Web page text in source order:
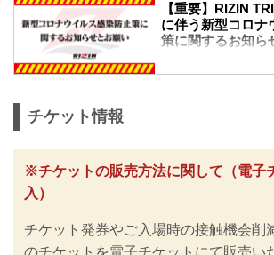
【重要】RIZIN
に伴う新型コロナ
策に関するお知ら
RIZIN FIGHTING
フィシャルサイト
い。
RIZINではイベント
ーツ協会が作成した
の再開に向けた感染
入退場規制の実施、
るなど、新たな取り
チケット情報
※チケットの販売方法に関して（電子
入）
チケット発券やご入場時の接触機会削
のチケットを電子チケットにて販売い